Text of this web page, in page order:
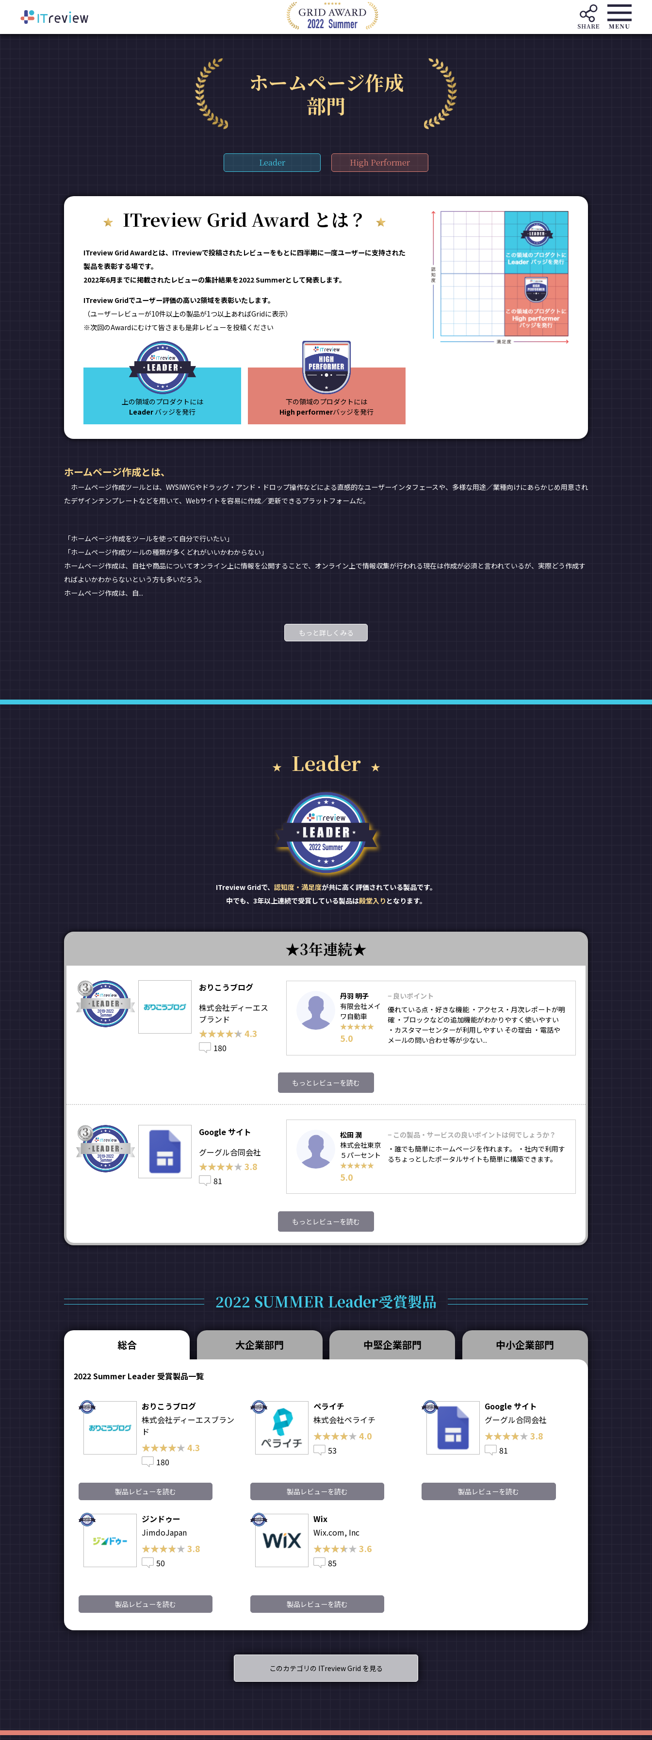
ホームページ作成
部門
Leader High Performer
ITreview Grid Award とは？
ITreview Grid Awardとは、ITreviewで投稿されたレビューをもとに四半期に一度ユーザーに支持された
製品を表彰する場です。
2022年6月までに掲載されたレビューの集計結果を2022 Summerとして発表します。
ITreview Gridでユーザー評価の高い2領域を表彰いたします。
（ユーザーレビューが10件以上の製品が1つ以上あればGridに表示）
※次回のAwardにむけて皆さまも是非レビューを投稿ください
上の領域のプロダクトには
Leader バッジを発行
下の領域のプロダクトには
High performerバッジを発行
ホームページ作成とは、
ホームページ作成ツールとは、WYSIWYGやドラッグ・アンド・ドロップ操作などによる直感的なユーザーインタフェースや、多様な用途／業種向けにあらかじめ用意され
たデザインテンプレートなどを用いて、Webサイトを容易に作成／更新できるプラットフォームだ。
「ホームページ作成をツールを使って自分で行いたい」
「ホームページ作成ツールの種類が多くどれがいいかわからない」
ホームページ作成は、自社や商品についてオンライン上に情報を公開することで、オンライン上で情報収集が行われる現在は作成が必須と言われているが、実際どう作成す
ればよいかわからないという方も多いだろう。
ホームページ作成は、自...
もっと詳しくみる
Leader
ITreview Gridで、 認知度・満足度が共に高く評価されている製品です。
中でも、3年以上連続で受賞している製品は殿堂入り となります。
3年連続
おりこうブログ
株式会社ディーエス
ブランド
★★★★★
★★★★★ 4.3
180
丹羽 明子
有限会社メイ
ワ自動車
★★★★★
★★★★★
5.0
− 良いポイント
優れている点・好きな機能 ・アクセス・月次レポートが明
確 ・ブロックなどの追加機能がわかりやすく使いやすい
・カスタマーセンターが利用しやすい その理由 ・電話や
メールの問い合わせ等が少ない...
もっとレビューを読む
Google サイト
グーグル合同会社
★★★★★
★★★★★ 3.8
81
松田 潤
株式会社東京
５パーセント
★★★★★
★★★★★
5.0
− この製品・サービスの良いポイントは何でしょうか？
・誰でも簡単にホームページを作れます。 ・社内で利用す
るちょっとしたポータルサイトも簡単に構築できます。
もっとレビューを読む
2022 SUMMER Leader受賞製品
総合 大企業部門 中堅企業部門 中小企業部門
2022 Summer Leader 受賞製品一覧
おりこうブログ
株式会社ディーエスブラン
ド
★★★★★
★★★★★4.3
180
製品レビューを読む
ペライチ
株式会社ペライチ
★★★★★
★★★★★4.0
53
製品レビューを読む
Google サイト
グーグル合同会社
★★★★★
★★★★★3.8
81
製品レビューを読む
ジンドゥー
JimdoJapan
★★★★★
★★★★★3.8
50
製品レビューを読む
Wix
Wix.com, Inc
★★★★★
★★★★★3.6
85
製品レビューを読む
このカテゴリの ITreview Grid を見る